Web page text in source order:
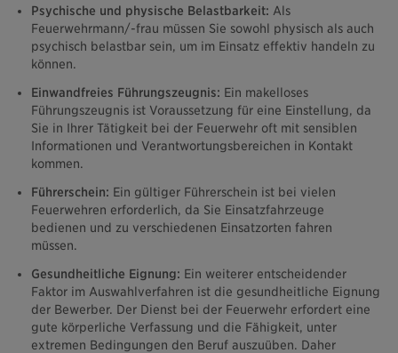
Psychische und physische Belastbarkeit: Als
Feuerwehrmann/-frau müssen Sie sowohl physisch als auch
psychisch belastbar sein, um im Einsatz effektiv handeln zu
können.
Einwandfreies Führungszeugnis: Ein makelloses
Führungszeugnis ist Voraussetzung für eine Einstellung, da
Sie in Ihrer Tätigkeit bei der Feuerwehr oft mit sensiblen
Informationen und Verantwortungsbereichen in Kontakt
kommen.
Führerschein: Ein gültiger Führerschein ist bei vielen
Feuerwehren erforderlich, da Sie Einsatzfahrzeuge
bedienen und zu verschiedenen Einsatzorten fahren
müssen.
Gesundheitliche Eignung: Ein weiterer entscheidender
Faktor im Auswahlverfahren ist die gesundheitliche Eignung
der Bewerber. Der Dienst bei der Feuerwehr erfordert eine
gute körperliche Verfassung und die Fähigkeit, unter
extremen Bedingungen den Beruf auszuüben. Daher